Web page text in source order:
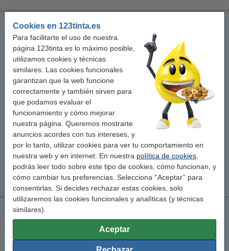
Cookies en 123tinta.es
Para facilitarte el uso de nuestra
página 123tinta.es lo máximo posible,
utilizamos cookies y técnicas
similares. Las cookies funcionales
garantizan que la web funcione
correctamente y también sirven para
que podamos evaluar el
funcionamiento y cómo mejorar
nuestra página. Queremos mostrarte
anuncios acordes con tus intereses, y
por lo tanto, utilizar cookies para ver tu comportamiento en
nuestra web y en internet. En nuestra política de cookies
podrás leer todo sobre este tipo de cookies, cómo funcionan, y
cómo cambiar tus preferencias. Selecciona ''Aceptar'' para
consentirlas. Si decides rechazar estas cookies, solo
utilizaremos las cookies funcionales y analíticas (y técnicas
similares).
Aceptar
Epson 503XL cartucho de tinta amarillo XL (marca 123tinta)
amarillo cartucho de tinta
Ver características y descripción
Ahorro de casi
en comparación con el
En stock
¡Recíbelo en 24 horas!
Precio por ml
21,50 €
Consejo
Le recomendamos que compre este cartucho en lugar del cartucho
original.
Epson 503XL pack serie negro + 3 colores (marca 123tinta)